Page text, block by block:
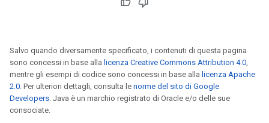
Salvo quando diversamente specificato, i contenuti di questa pagina
sono concessi in base alla licenza Creative Commons Attribution 4.0,
mentre gli esempi di codice sono concessi in base alla licenza Apache
2.0. Per ulteriori dettagli, consulta le norme del sito di Google
Developers. Java è un marchio registrato di Oracle e/o delle sue
consociate.